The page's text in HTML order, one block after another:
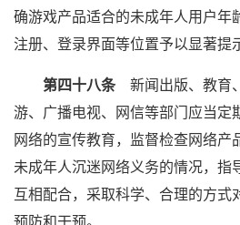
确游戏产品适合的未成年人用户年
注册、登录界面等位置予以显著提
第四十八条新闻出版、教育
游、广播电视、网信等部门应当定
网络的宣传教育，监督检查网络产
未成年人沉迷网络义务的情况，指
互相配合，采取科学、合理的方式